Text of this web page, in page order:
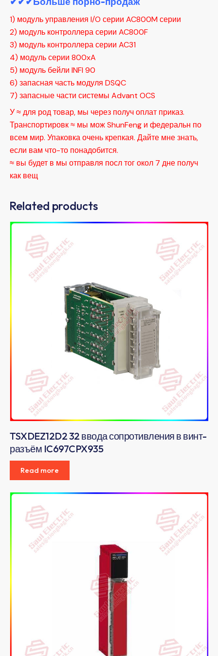
1) модуль управления I/O серии AC800M серии
2) модуль контроллера серии AC800F
3) модуль контроллера серии AC31
4) модуль серии 800xA
5) модуль бейли INFI 90
6) запасная часть модуля DSQC
7) запасные части системы Advant OCS
У ≈ для род товар, мы через получ оплат приказ.
Транспортировк ≈ мы мож ShunFeng и федеральн по
всем мир. Упаковка очень крепкая. Дайте мне знать,
если вам что-то понадобится.
≈ вы будет в мы отправля посл тог окол 7 дне получ
как вещ
Related products
TSXDEZ12D2 32 ввода сопротивления в винт-
разъём IC697CPX935
Read more